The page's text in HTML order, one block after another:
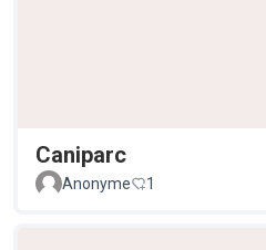
Caniparc
Anonyme
1